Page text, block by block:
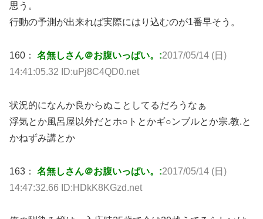
思う。
行動の予測が出来れば実際にはり込むのが1番早そう。
160： 名無しさん＠お腹いっぱい。:2017/05/14 (日)
14:41:05.32 ID:uPj8C4QD0.net
状況的になんか良からぬことしてるだろうなぁ
浮気とか風呂屋以外だとホ○トとかギ○ンブルとか宗.教.と
かねずみ講とか
163： 名無しさん＠お腹いっぱい。:2017/05/14 (日)
14:47:32.66 ID:HDkK8KGzd.net